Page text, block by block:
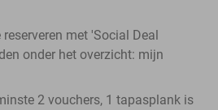
met 'Social Deal
onder het overzicht: mijn
2 vouchers, 1 tapasplank is